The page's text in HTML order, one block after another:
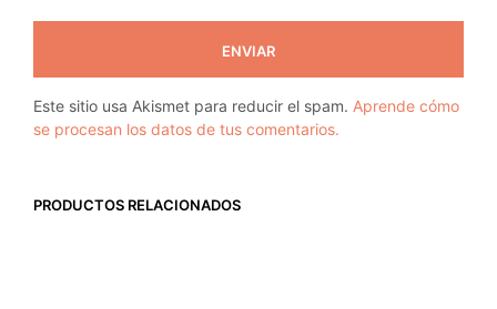
Este sitio usa Akismet para reducir el spam. Aprende cómo
se procesan los datos de tus comentarios.
PRODUCTOS RELACIONADOS